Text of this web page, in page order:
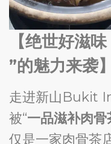
【绝世好滋
”的魅力来袭】
走进新山Bukit
被“一品滋补肉骨
仅是一家肉骨茶